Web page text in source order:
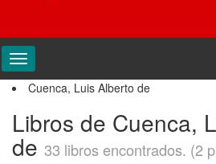
Cuenca, Luis Alberto de
Libros de Cuenca,
de 33 libros encontrados. (2